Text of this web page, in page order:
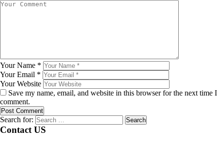
Your Name *
Your Email *
Your Website
Save my name, email, and website in this browser for the next time I
comment.
Search for:
Contact US